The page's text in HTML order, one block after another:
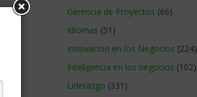
Gerencia de Proyectos (66)
Idiomas (51)
Innovacion en los Negocios (224)
Inteligencia en los negocios (102)
Liderazgo (331)